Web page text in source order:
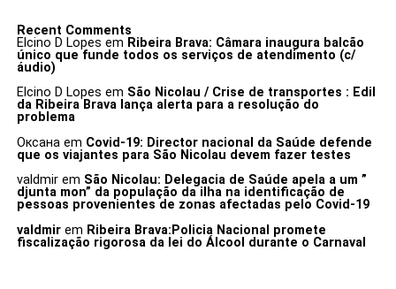
Recent Comments
Elcino D Lopes em Ribeira Brava: Câmara inaugura balcão
único que funde todos os serviços de atendimento (c/
áudio)
Elcino D Lopes em São Nicolau / Crise de transportes : Edil
da Ribeira Brava lança alerta para a resolução do
problema
Оксанаem Covid-19: Director nacional da Saúde defende
que os viajantes para São Nicolau devem fazer testes
valdmirem São Nicolau: Delegacia de Saúde apela a um ”
djunta mon” da população da ilha na identificação de
pessoas provenientes de zonas afectadas pelo Covid-19
valdmirem Ribeira Brava:Policia Nacional promete
fiscalização rigorosa da lei do Álcool durante o Carnaval